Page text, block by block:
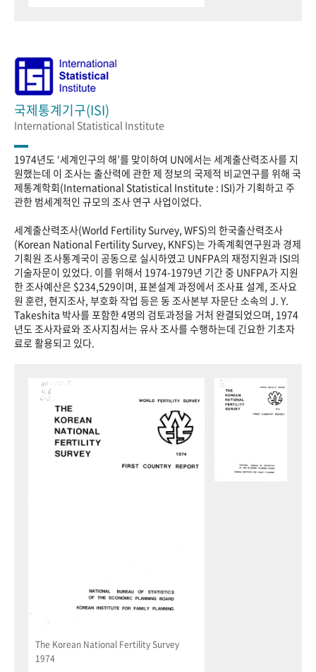
국제통계기구(ISI)
International Statistical Institute
1974년도 ‘세계인구의 해’를 맞이하여 UN에서는 세계출산력조사를 지
원했는데 이 조사는 출산력에 관한 제 정보의 국제적 비교연구를 위해 국
제통계학회(International Statistical Institute : ISI)가 기획하고 주
관한 범세계적인 규모의 조사 연구 사업이었다.
세계출산력조사(World Fertility Survey, WFS)의 한국출산력조사
(Korean National Fertility Survey, KNFS)는 가족계획연구원과 경제
기획원 조사통계국이 공동으로 실시하였고 UNFPA의 재정지원과 ISI의
기술자문이 있었다. 이를 위해서 1974-1979년 기간 중 UNFPA가 지원
한 조사예산은 $234,529이며, 표본설계 과정에서 조사표 설계, 조사요
원 훈련, 현지조사, 부호화 작업 등은 동 조사본부 자문단 소속의 J. Y.
Takeshita 박사를 포함한 4명의 검토과정을 거처 완결되었으며, 1974
년도 조사자료와 조사지침서는 유사 조사를 수행하는데 긴요한 기초자
료로 활용되고 있다.
The Korean National Fertility Survey
1974